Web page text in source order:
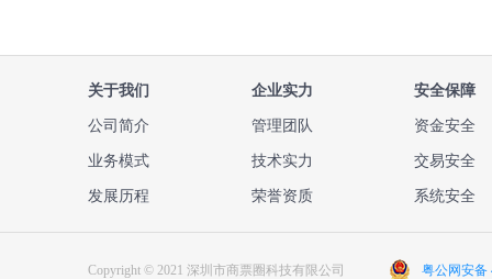
关于我们
公司简介
业务模式
发展历程
企业实力
管理团队
技术实力
荣誉资质
安全保障
资金安全
交易安全
系统安全
Copyright © 2021 深圳市商票圈科技有限公司 粤公网安备